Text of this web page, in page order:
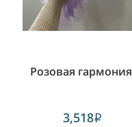
Розовая гармония
3,518i